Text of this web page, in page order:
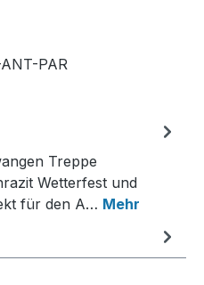
PAR
Treppe
Wetterfest und
für den A… Mehr